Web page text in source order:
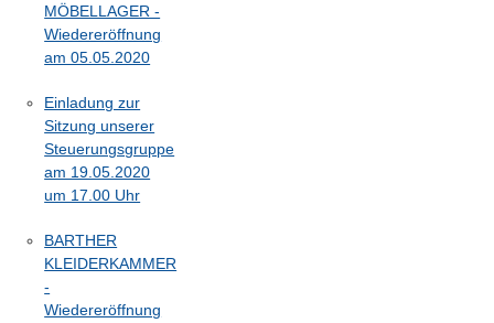
MÖBELLAGER -
Wiedereröffnung
am 05.05.2020
Einladung zur
Sitzung unserer
Steuerungsgruppe
am 19.05.2020
um 17.00 Uhr
BARTHER
KLEIDERKAMMER
-
Wiedereröffnung